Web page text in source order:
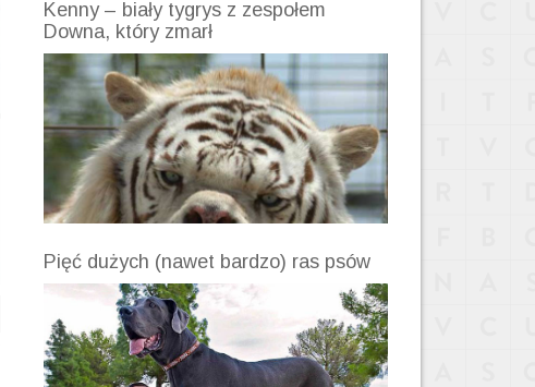
Kenny – biały tygrys z zespołem
Downa, który zmarł
Pięć dużych (nawet bardzo) ras psów